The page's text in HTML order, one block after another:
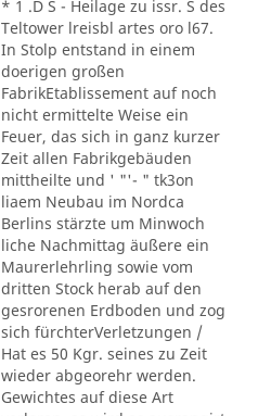
* 1 .D S - Heilage zu issr. S des
Teltower lreisbl artes oro l67.
In Stolp entstand in einem
doerigen großen
FabrikEtablissement auf noch
nicht ermittelte Weise ein
Feuer, das sich in ganz kurzer
Zeit allen Fabrikgebäuden
mittheilte und ' "'- " tk3on
liaem Neubau im Nordca
Berlins stärzte um Minwoch
liche Nachmittag äußere ein
Maurerlehrling sowie vom
dritten Stock herab auf den
gesrorenen Erdboden und zog
sich fürchterVerletzungen /
Hat es 50 Kgr. seines zu Zeit
wieder abgeorehr werden.
Gewichtes auf diese Art